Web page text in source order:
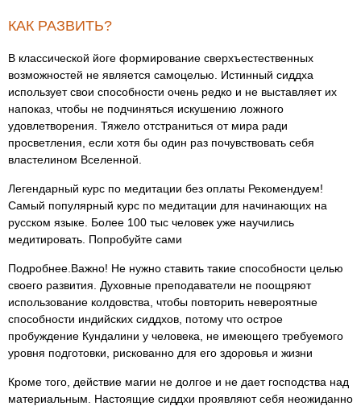
КАК РАЗВИТЬ?
В классической йоге формирование сверхъестественных
возможностей не является самоцелью. Истинный сиддха
использует свои способности очень редко и не выставляет их
напоказ, чтобы не подчиняться искушению ложного
удовлетворения. Тяжело отстраниться от мира ради
просветления, если хотя бы один раз почувствовать себя
властелином Вселенной.
Легендарный курс по медитации без оплаты Рекомендуем!
Самый популярный курс по медитации для начинающих на
русском языке. Более 100 тыс человек уже научились
медитировать. Попробуйте сами
Подробнее.Важно! Не нужно ставить такие способности целью
своего развития. Духовные преподаватели не поощряют
использование колдовства, чтобы повторить невероятные
способности индийских сиддхов, потому что острое
пробуждение Кундалини у человека, не имеющего требуемого
уровня подготовки, рискованно для его здоровья и жизни
Кроме того, действие магии не долгое и не дает господства над
материальным. Настоящие сиддхи проявляют себя неожиданно